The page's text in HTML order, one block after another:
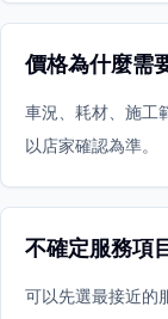
價格為什麼需
車況、耗材、施工
以店家確認為準。
不確定服務項
可以先選最接近的